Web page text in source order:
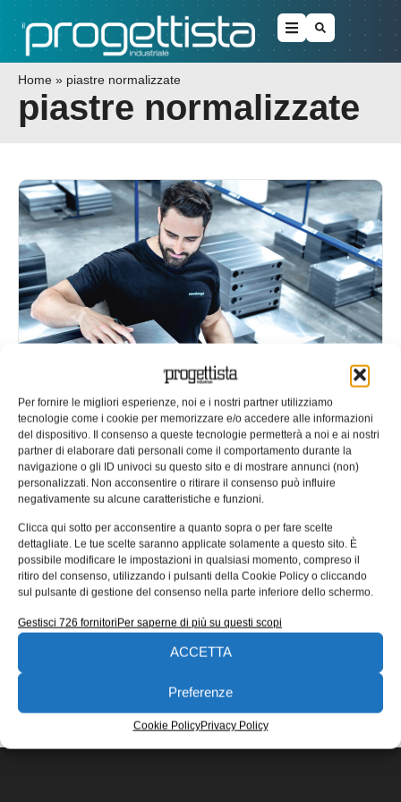
Per fornire le migliori esperienze, noi e i nostri partner utilizziamo
tecnologie come i cookie per memorizzare e/o accedere alle informazioni
del dispositivo. Il consenso a queste tecnologie permetterà a noi e ai nostri
partner di elaborare dati personali come il comportamento durante la
navigazione o gli ID univoci su questo sito e di mostrare annunci (non)
personalizzati. Non acconsentire o ritirare il consenso può influire
negativamente su alcune caratteristiche e funzioni.
Clicca qui sotto per acconsentire a quanto sopra o per fare scelte
dettagliate. Le tue scelte saranno applicate solamente a questo sito. È
possibile modificare le impostazioni in qualsiasi momento, compreso il
ritiro del consenso, utilizzando i pulsanti della Cookie Policy o cliccando
sul pulsante di gestione del consenso nella parte inferiore dello schermo.
Gestisci 726 fornitoriPer saperne di più su questi scopi
ACCETTA
Preferenze
Cookie PolicyPrivacy Policy
Home » piastre normalizzate
piastre normalizzate
Piastre normalizzate e speciali per
ogni progetto
Meusburger propone un’ampia selezione di piastre
normalizzate P di alta qualità e piastre speciali P in
numerose dimensioni e varianti.
Elisabetta Manfroi 13/09/2019
EDICOLA WEB